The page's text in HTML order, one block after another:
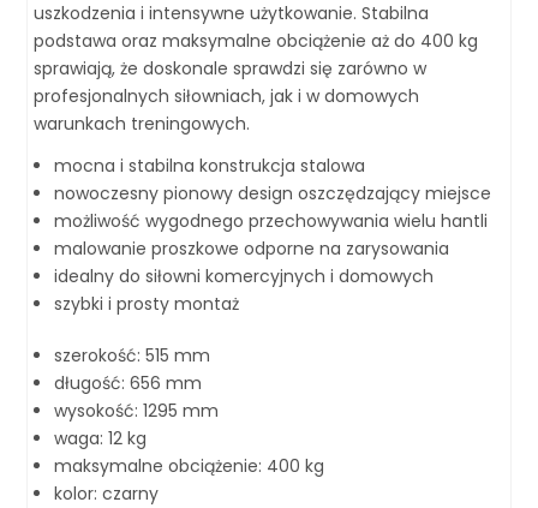
uszkodzenia i intensywne użytkowanie. Stabilna
podstawa oraz maksymalne obciążenie aż do 400 kg
sprawiają, że doskonale sprawdzi się zarówno w
profesjonalnych siłowniach, jak i w domowych
warunkach treningowych.
mocna i stabilna konstrukcja stalowa
nowoczesny pionowy design oszczędzający miejsce
możliwość wygodnego przechowywania wielu hantli
malowanie proszkowe odporne na zarysowania
idealny do siłowni komercyjnych i domowych
szybki i prosty montaż
szerokość: 515 mm
długość: 656 mm
wysokość: 1295 mm
waga: 12 kg
maksymalne obciążenie: 400 kg
kolor: czarny